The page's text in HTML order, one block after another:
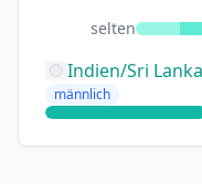
selten
Indien/Sri Lanka
männlich